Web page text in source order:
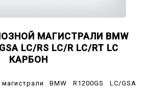
МАГИСТРАЛИ BMW
LC/RS LC/R LC/RT LC
КАРБОН
BMW R1200GS LC/GSA